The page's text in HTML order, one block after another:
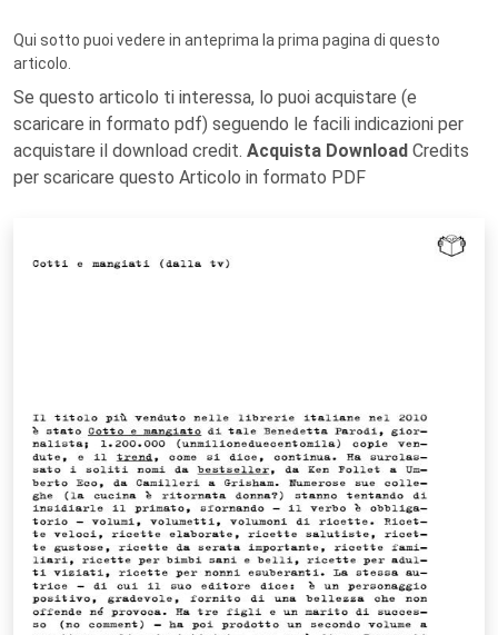
Qui sotto puoi vedere in anteprima la prima pagina di questo
articolo.
Se questo articolo ti interessa, lo puoi acquistare (e
scaricare in formato pdf) seguendo le facili indicazioni per
acquistare il download credit. Acquista Download Credits
per scaricare questo Articolo in formato PDF